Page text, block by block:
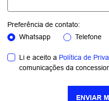
Preferência de contato:
Whatsapp
Telefone
Li e aceito a Política de
comunicações da
ENVIAR